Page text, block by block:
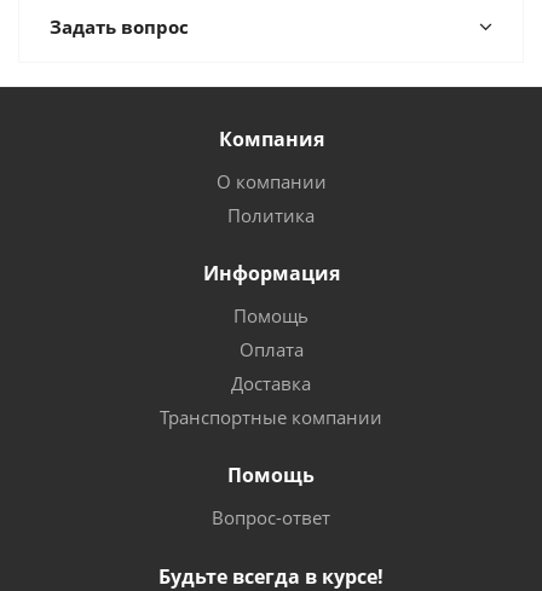
Задать вопрос
Компания
О компании
Политика
Информация
Помощь
Оплата
Доставка
Транспортные компании
Помощь
Вопрос-ответ
Будьте всегда в курсе!